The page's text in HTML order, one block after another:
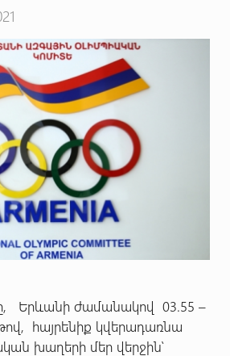
Երևանի ժամանակով 03.55 –
հայրենիք կվերադառնա
խաղերի մեր վերջին՝